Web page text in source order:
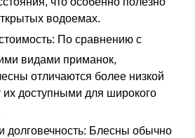
водоемах.
По сравнению с
видами приманок,
отличаются более низкой
их доступными для широкого
долговечность: Блесны обычно